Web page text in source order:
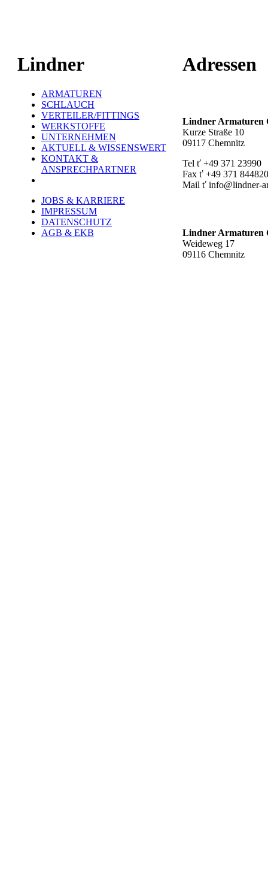
Lindner
ARMATUREN
SCHLAUCH
VERTEILER/FITTINGS
WERKSTOFFE
UNTERNEHMEN
AKTUELL & WISSENSWERT
KONTAKT &
ANSPRECHPARTNER
JOBS & KARRIERE
IMPRESSUM
DATENSCHUTZ
AGB & EKB
Adressen
Lindner Armaturen
Kurze Straße 10
09117 Chemnitz
Tel ť +49 371 23990
Fax ť +49 371
Mail ť info@lindner-
Lindner Armaturen
Weideweg 17
09116 Chemnitz